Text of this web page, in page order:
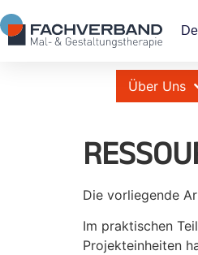
Über Uns
Die vorliegende
Im praktischen
Projekteinheiten